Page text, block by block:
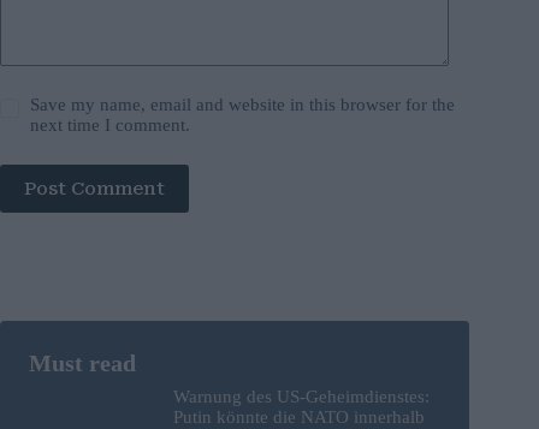
Save my name, email and website in this browser for the
next time I comment.
Post Comment
Warnung des US-Geheimdienstes:
Putin könnte die NATO innerhalb